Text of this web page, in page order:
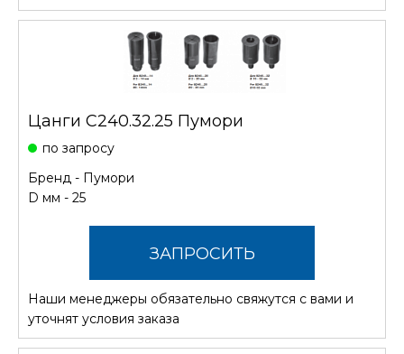
Цанги С240.32.25 Пумори
по запросу
Бренд - Пумори
D мм - 25
ЗАПРОСИТЬ
СТОИМОСТЬ
Наши менеджеры обязательно свяжутся с вами и
уточнят условия заказа